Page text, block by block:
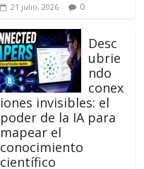
21 julio, 2026 0
Desc
ubrie
ndo
conex
iones invisibles: el
poder de la IA para
mapear el
conocimiento
científico